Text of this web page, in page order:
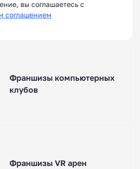
вы соглашаетесь с
соглашением
Франшизы компьютерных
клубов
Франшизы VR арен